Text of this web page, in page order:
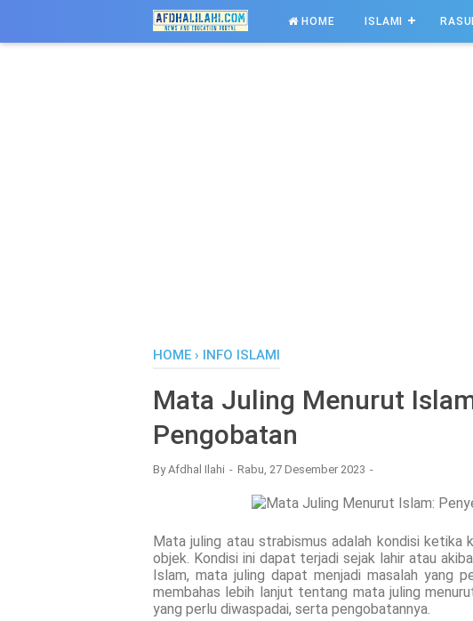
HOME ISLAMI
HOME › INFO ISLAMI
Mata Juling Menurut
Pengobatan
ByAfdhal Ilahi Rabu, 27 Desember 2023
Mata juling atau strabismus adalah kondisi ketika
objek. Kondisi ini dapat terjadi sejak lahir atau
Islam, mata juling dapat menjadi masalah yang
membahas lebih lanjut tentang mata juling
yang perlu diwaspadai, serta pengobatannya.